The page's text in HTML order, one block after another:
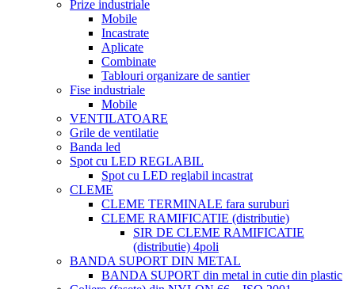
Prize industriale
Mobile
Incastrate
Aplicate
Combinate
Tablouri organizare de santier
Fise industriale
Mobile
VENTILATOARE
Grile de ventilatie
Banda led
Spot cu LED REGLABIL
Spot cu LED reglabil incastrat
CLEME
CLEME TERMINALE fara suruburi
CLEME RAMIFICATIE (distributie)
SIR DE CLEME RAMIFICATIE
(distributie) 4poli
BANDA SUPORT DIN METAL
BANDA SUPORT din metal in cutie din plastic